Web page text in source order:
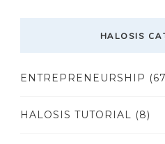
HALOSIS
ENTREPRENEURSHIP
HALOSIS TUTORIAL (8)